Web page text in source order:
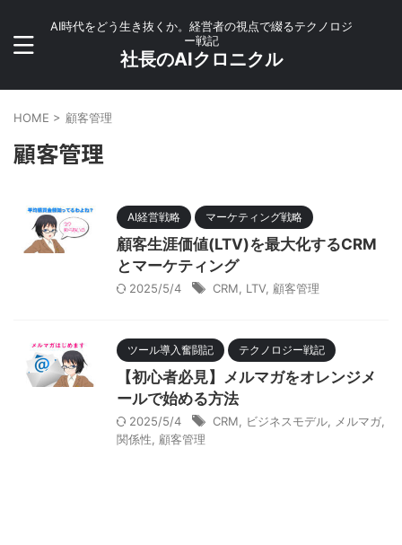
AI時代をどう生き抜くか。経営者の視点で綴るテクノロジ
ー戦記
社長のAIクロニクル
HOME > 顧客管理
顧客管理
AI経営戦略 マーケティング戦略
顧客生涯価値(LTV)を最大化するCRM
とマーケティング
2025/5/4 CRM LTV, 顧客管理
ツール導入奮闘記 テクノロジー戦記
【初心者必見】メルマガをオレンジメ
ールで始める方法
2025/5/4 CRM ビジネスモデル メルマガ
関係性
顧客管理